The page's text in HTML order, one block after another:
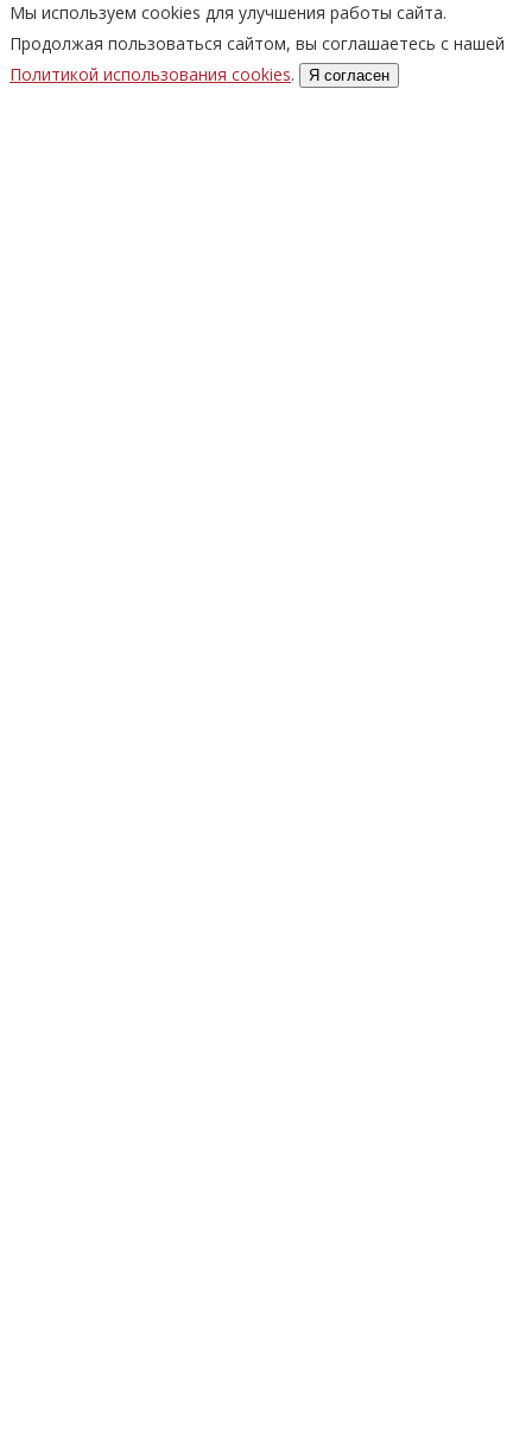
Мы используем cookies для улучшения работы сайта.
Продолжая пользоваться сайтом, вы соглашаетесь с нашей
Политикой использования cookies. Я согласен